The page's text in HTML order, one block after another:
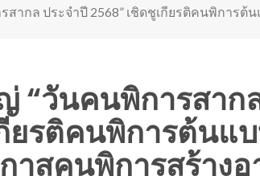
สากล ประจำปี 2568” เชิดชูเกียรติคนพิการ
“วันคนพิการสาก
ยรติคนพิการต้นแ
าสคนพิการสร้าง